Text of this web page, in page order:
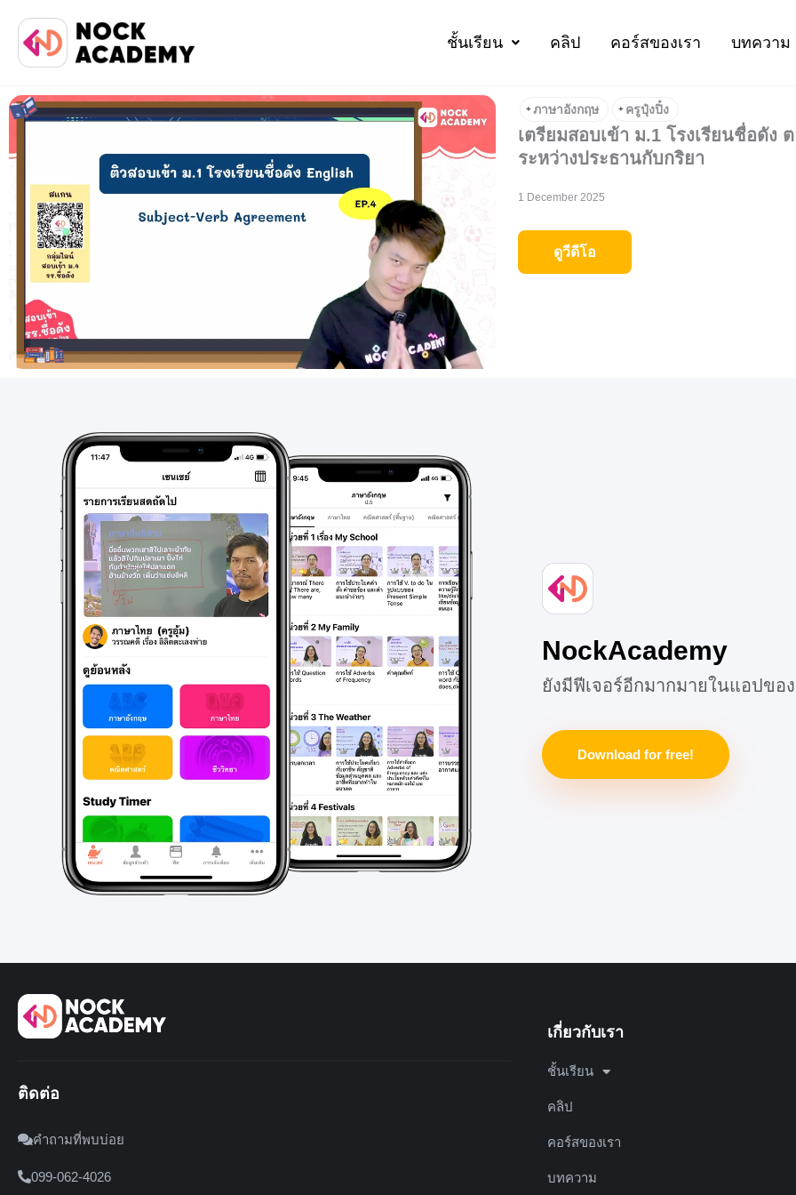
ชั้นเรียน คลิป คอร์สของเรา บทความ
+ ภาษาอังกฤษ + ครูปุ๋งปิ๋ง
เตรียมสอบเข้า ม.1 โรงเรียนชื่อดัง
ระหว่างประธานกับกริยา
1 December 2025
ดูวีดีโอ
NockAcademy
ยังมีฟีเจอร์อีกมากมายในแอปของ
Download for free!
ติดต่อ
คำถามที่พบบ่อย
099-062-4026
เกี่ยวกับเรา
ชั้นเรียน
คลิป
คอร์สของเรา
บทความ